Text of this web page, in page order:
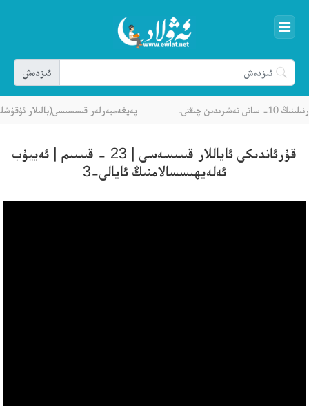
چىقتى. پەيغەمبەرلەر قىسسىسى(بالىلار
قۇرئاندىكى ئاياللار قىسسەسى | 23 - قىسىم | ئەييۇب
ئەلەيھىسسالامنىڭ ئايالى-3